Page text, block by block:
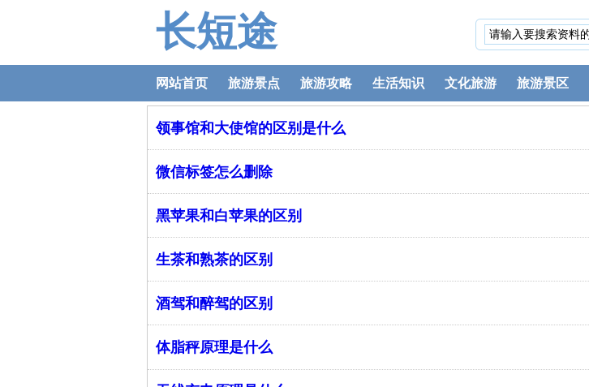
长短途
网站首页 旅游景点 旅游攻略 生活知识 文化旅游 旅游景区
领事馆和大使馆的区别是什么
微信标签怎么删除
黑苹果和白苹果的区别
生茶和熟茶的区别
酒驾和醉驾的区别
体脂秤原理是什么